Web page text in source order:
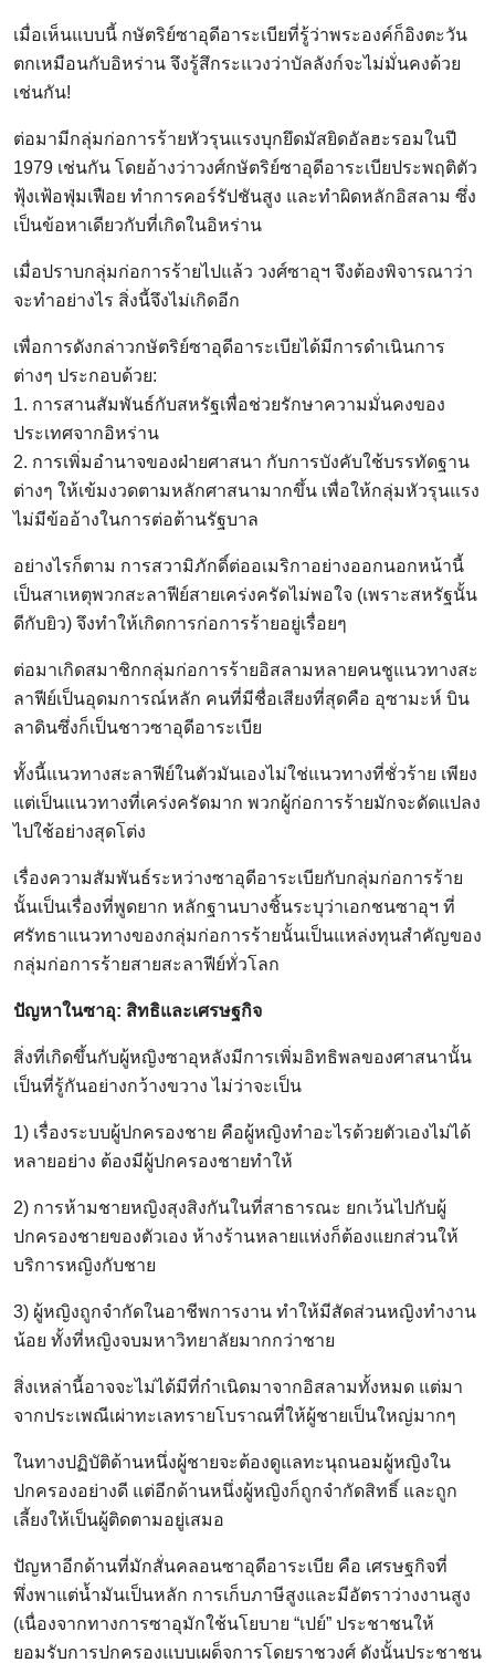
เมื่อเห็นแบบนี้ กษัตริย์ซาอุดีอาระเบียที่รู้ว่าพระองค์ก็อิงตะวัน
ตกเหมือนกับอิหร่าน จึงรู้สึกระแวงว่าบัลลังก์จะไม่มั่นคงด้วย
เช่นกัน!
ต่อมามีกลุ่มก่อการร้ายหัวรุนแรงบุกยึดมัสยิดอัลฮะรอมในปี
1979 เช่นกัน โดยอ้างว่าวงศ์กษัตริย์ซาอุดีอาระเบียประพฤติตัว
ฟุ้งเฟ้อฟุ่มเฟือย ทำการคอร์รัปชันสูง และทำผิดหลักอิสลาม ซึ่ง
เป็นข้อหาเดียวกับที่เกิดในอิหร่าน
เมื่อปราบกลุ่มก่อการร้ายไปแล้ว วงศ์ซาอุฯ จึงต้องพิจารณาว่า
จะทำอย่างไร สิ่งนี้จึงไม่เกิดอีก
เพื่อการดังกล่าวกษัตริย์ซาอุดีอาระเบียได้มีการดำเนินการ
ต่างๆ ประกอบด้วย:
1. การสานสัมพันธ์กับสหรัฐเพื่อช่วยรักษาความมั่นคงของ
ประเทศจากอิหร่าน
2. การเพิ่มอำนาจของฝ่ายศาสนา กับการบังคับใช้บรรทัดฐาน
ต่างๆ ให้เข้มงวดตามหลักศาสนามากขึ้น เพื่อให้กลุ่มหัวรุนแรง
ไม่มีข้ออ้างในการต่อต้านรัฐบาล
อย่างไรก็ตาม การสวามิภักดิ์ต่ออเมริกาอย่างออกนอกหน้านี้
เป็นสาเหตุพวกสะลาฟีย์สายเคร่งครัดไม่พอใจ (เพราะสหรัฐนั้น
ดีกับยิว) จึงทำให้เกิดการก่อการร้ายอยู่เรื่อยๆ
ต่อมาเกิดสมาชิกกลุ่มก่อการร้ายอิสลามหลายคนชูแนวทางสะ
ลาฟีย์เป็นอุดมการณ์หลัก คนที่มีชื่อเสียงที่สุดคือ อุซามะห์ บิน
ลาดินซึ่งก็เป็นชาวซาอุดีอาระเบีย
ทั้งนี้แนวทางสะลาฟีย์ในตัวมันเองไม่ใช่แนวทางที่ชั่วร้าย เพียง
แต่เป็นแนวทางที่เคร่งครัดมาก พวกผู้ก่อการร้ายมักจะดัดแปลง
ไปใช้อย่างสุดโต่ง
เรื่องความสัมพันธ์ระหว่างซาอุดีอาระเบียกับกลุ่มก่อการร้าย
นั้นเป็นเรื่องที่พูดยาก หลักฐานบางชิ้นระบุว่าเอกชนซาอุฯ ที่
ศรัทธาแนวทางของกลุ่มก่อการร้ายนั้นเป็นแหล่งทุนสำคัญของ
กลุ่มก่อการร้ายสายสะลาฟีย์ทั่วโลก
ปัญหาในซาอุ: สิทธิและเศรษฐกิจ
สิ่งที่เกิดขึ้นกับผู้หญิงซาอุหลังมีการเพิ่มอิทธิพลของศาสนานั้น
เป็นที่รู้กันอย่างกว้างขวาง ไม่ว่าจะเป็น
1) เรื่องระบบผู้ปกครองชาย คือผู้หญิงทำอะไรด้วยตัวเองไม่ได้
หลายอย่าง ต้องมีผู้ปกครองชายทำให้
2) การห้ามชายหญิงสุงสิงกันในที่สาธารณะ ยกเว้นไปกับผู้
ปกครองชายของตัวเอง ห้างร้านหลายแห่งก็ต้องแยกส่วนให้
บริการหญิงกับชาย
3) ผู้หญิงถูกจำกัดในอาชีพการงาน ทำให้มีสัดส่วนหญิงทำงาน
น้อย ทั้งที่หญิงจบมหาวิทยาลัยมากกว่าชาย
สิ่งเหล่านี้อาจจะไม่ได้มีที่กำเนิดมาจากอิสลามทั้งหมด แต่มา
จากประเพณีเผ่าทะเลทรายโบราณที่ให้ผู้ชายเป็นใหญ่มากๆ
ในทางปฏิบัติด้านหนึ่งผู้ชายจะต้องดูแลทะนุถนอมผู้หญิงใน
ปกครองอย่างดี แต่อีกด้านหนึ่งผู้หญิงก็ถูกจำกัดสิทธิ์ และถูก
เลี้ยงให้เป็นผู้ติดตามอยู่เสมอ
ปัญหาอีกด้านที่มักสั่นคลอนซาอุดีอาระเบีย คือ เศรษฐกิจที่
พึ่งพาแต่น้ำมันเป็นหลัก การเก็บภาษีสูงและมีอัตราว่างงานสูง
(เนื่องจากทางการซาอุมักใช้นโยบาย “เปย์” ประชาชนให้
ยอมรับการปกครองแบบเผด็จการโดยราชวงศ์ ดังนั้นประชาชน